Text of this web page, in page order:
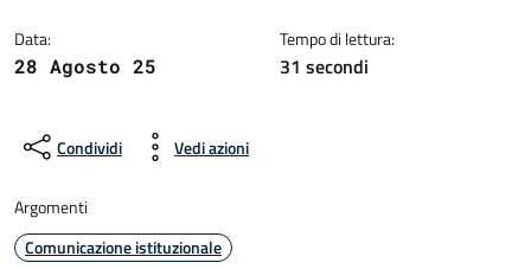
Data:
28 Agosto 25
Tempo di lettura:
31 secondi
Condividi Vedi azioni
Argomenti
Comunicazione istituzionale